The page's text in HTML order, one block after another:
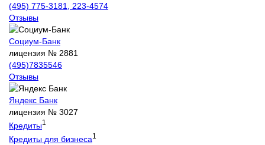
(495) 775-3181, 223-4574
Отзывы
Социум-Банк
лицензия № 2881
(495)7835546
Отзывы
Яндекс Банк
лицензия № 3027
Кредиты1
Кредиты для бизнеса1